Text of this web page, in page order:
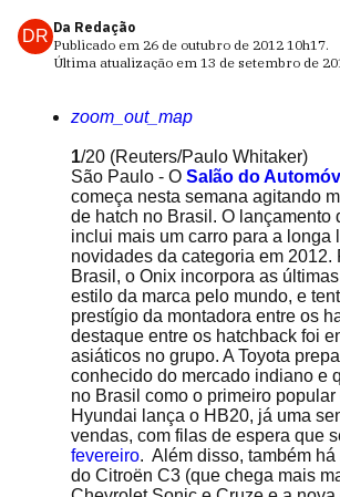
DR Da Redação
Publicado em 26 de outubro de 2012 10h17.
Última atualização em 13 de setembro de
zoom_out_map
1/20 (Reuters/Paulo Whitaker)
São Paulo - O Salão do
começa nesta semana agitando
de hatch no Brasil. O lançamento
inclui mais um carro para a longa
novidades da categoria em 2012.
Brasil, o Onix incorpora as
estilo da marca pelo mundo, e
prestígio da montadora entre os
destaque entre os hatchback foi
asiáticos no grupo. A Toyota
conhecido do mercado indiano e
no Brasil como o primeiro popular
Hyundai lança o HB20, já uma
vendas, com filas de espera que
fevereiro. Além disso, também
do Citroën C3 (que chega mais